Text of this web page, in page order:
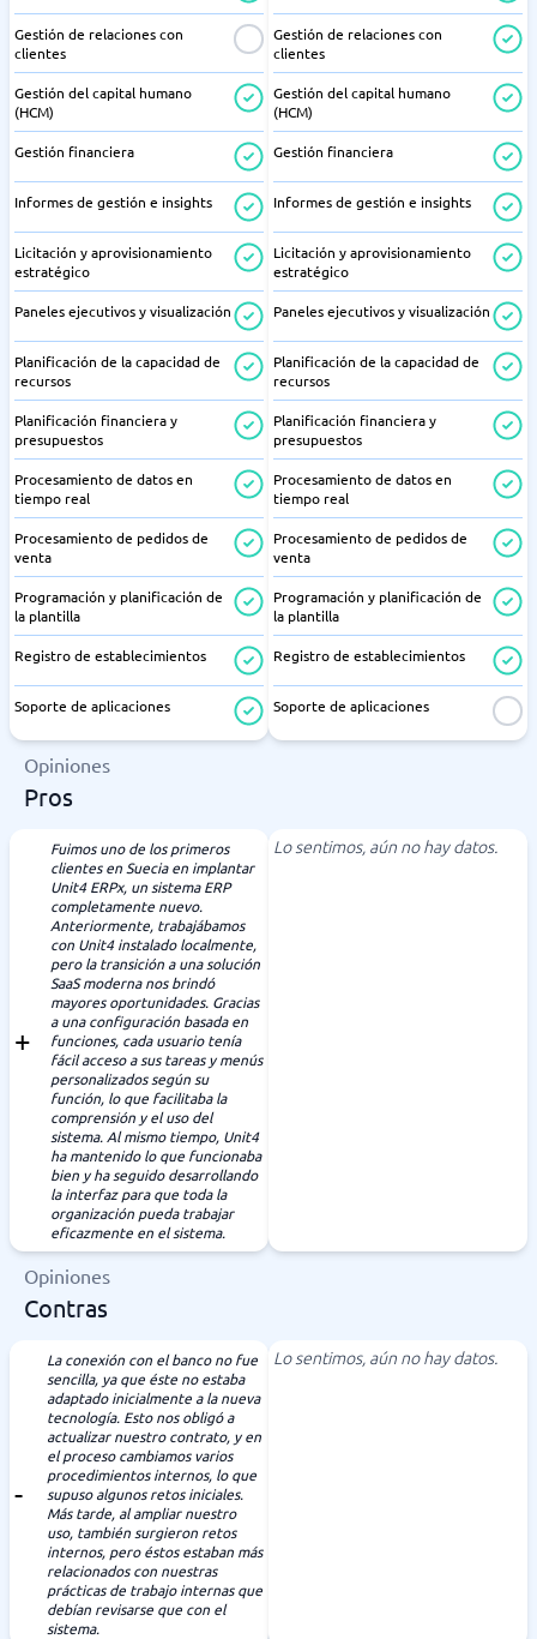
Gestión de relaciones con
clientes
Gestión del capital humano
(HCM)
Gestión financiera
Informes de gestión e insights
Licitación y aprovisionamiento
estratégico
Paneles ejecutivos y visualización
Planificación de la capacidad de
recursos
Planificación financiera y
presupuestos
Procesamiento de datos en
tiempo real
Procesamiento de pedidos de
venta
Programación y planificación de
la plantilla
Registro de establecimientos
Soporte de aplicaciones
Gestión de relaciones con
clientes
Gestión del capital humano
(HCM)
Gestión financiera
Informes de gestión e insights
Licitación y aprovisionamiento
estratégico
Paneles ejecutivos y visualización
Planificación de la capacidad de
recursos
Planificación financiera y
presupuestos
Procesamiento de datos en
tiempo real
Procesamiento de pedidos de
venta
Programación y planificación de
la plantilla
Registro de establecimientos
Soporte de aplicaciones
Opiniones
Pros
Fuimos uno de los primeros
clientes en Suecia en implantar
Unit4 ERPx, un sistema ERP
completamente nuevo.
Anteriormente, trabajábamos
con Unit4 instalado localmente,
pero la transición a una solución
SaaS moderna nos brindó
mayores oportunidades. Gracias
a una configuración basada en
funciones, cada usuario tenía
fácil acceso a sus tareas y menús
personalizados según su
función, lo que facilitaba la
comprensión y el uso del
sistema. Al mismo tiempo, Unit4
ha mantenido lo que funcionaba
bien y ha seguido desarrollando
la interfaz para que toda la
organización pueda trabajar
eficazmente en el sistema.
Lo sentimos, aún no hay datos.
Opiniones
Contras
La conexión con el banco no fue
sencilla, ya que éste no estaba
adaptado inicialmente a la nueva
tecnología. Esto nos obligó a
actualizar nuestro contrato, y en
el proceso cambiamos varios
procedimientos internos, lo que
supuso algunos retos iniciales.
Más tarde, al ampliar nuestro
uso, también surgieron retos
internos, pero éstos estaban más
relacionados con nuestras
prácticas de trabajo internas que
debían revisarse que con el
sistema.
Lo sentimos, aún no hay datos.